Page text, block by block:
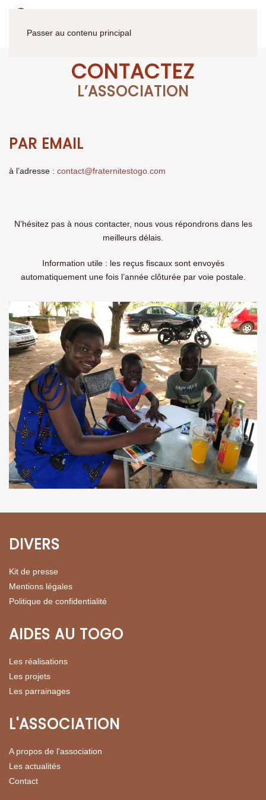
Passer au contenu principal
CONTACTEZ
L’ASSOCIATION
PAR EMAIL
à l’adresse : contact@fraternitestogo.com
N’hésitez pas à nous contacter, nous vous répondrons dans les
meilleurs délais.
Information utile : les reçus fiscaux sont envoyés
automatiquement une fois l’année clôturée par voie postale.
DIVERS
Kit de presse
Mentions légales
Politique de confidentialité
AIDES AU TOGO
Les réalisations
Les projets
Les parrainages
L'ASSOCIATION
A propos de l'association
Les actualités
Contact